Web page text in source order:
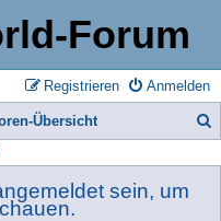
Forum
Anmelden
Registrieren
Übersicht
sein, um